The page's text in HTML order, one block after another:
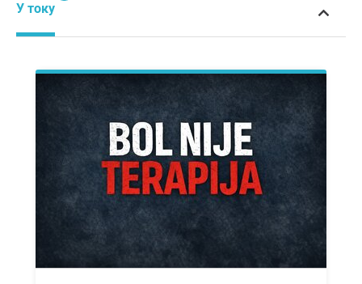
У току